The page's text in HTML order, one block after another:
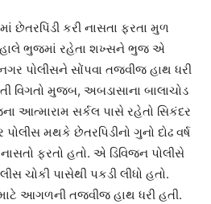
છેતરપિંડી કરી નાસતા ફરતા મુળ
હાલે ભુજમાં રહેતા શખ્સને ભુજ એ
પોલીસને સોંપવા તજવીજ હાથ ધરી
વિગતો મુજબ, અબડાસાના બાલાચોડ
આત્મારામ સર્કલ પાસે રહેતો સિકંદર
મથકે છેતરપિડીનો ગુનો દોઢ વર્ષ
ફરતો હતો. એ ડિવિજન પોલીસે
ચોકી પાસેથી પકડી લીધો હતો.
આગળની તજવીજ હાથ ધરી હતી.